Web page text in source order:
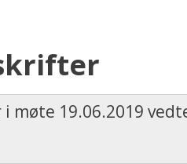
møte 19.06.2019